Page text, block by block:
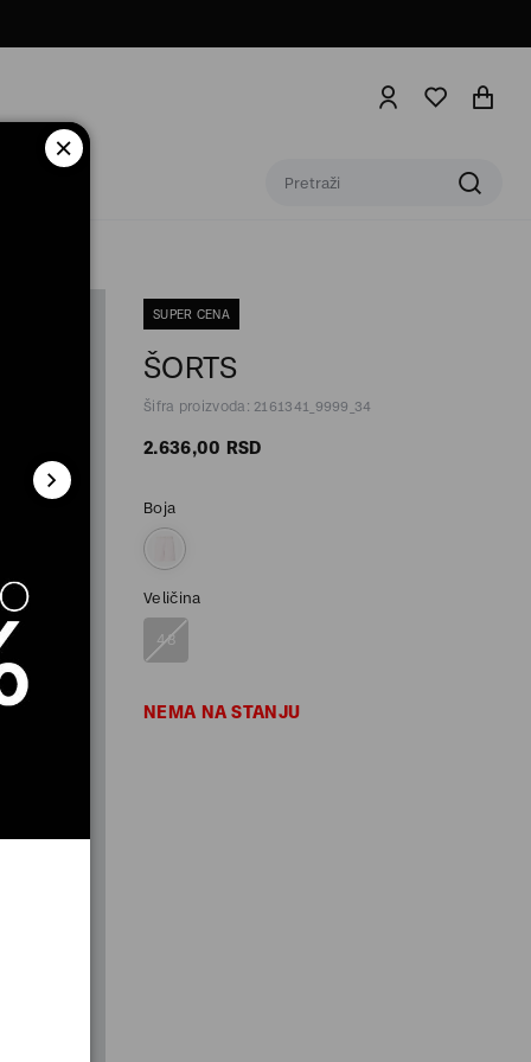
SUPER CENA
ŠORTS
Šifra proizvoda: 2161341_9999_34
2.636,00 RSD
Boja
Veličina
48
NEMA NA STANJU